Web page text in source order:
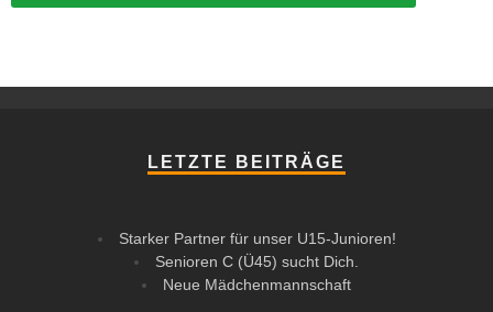
LETZTE BEITRÄGE
Starker Partner für unser U15-Junioren!
Senioren C (Ü45) sucht Dich.
Neue Mädchenmannschaft